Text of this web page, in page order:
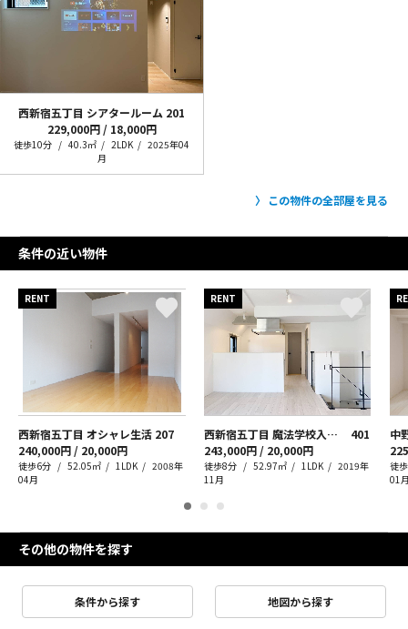
西新宿五丁目 シアタールーム 201
229,000円 / 18,000円
徒歩10分 40.3㎡ 2LDK
2025年04
月
この物件の全部屋を見る
条件の近い物件
RENT
西新宿五丁目 オシャレ生活 207
240,000円 / 20,000円
徒歩6分 52.05㎡ 1LDK
2008年
04月
RENT
西新宿五丁目 魔法学校入学？
401
243,000円 / 20,000円
徒歩8分 52.97㎡ 1LDK
2019年
11月
徒
01
その他の物件を探す
条件から探す 地図から探す